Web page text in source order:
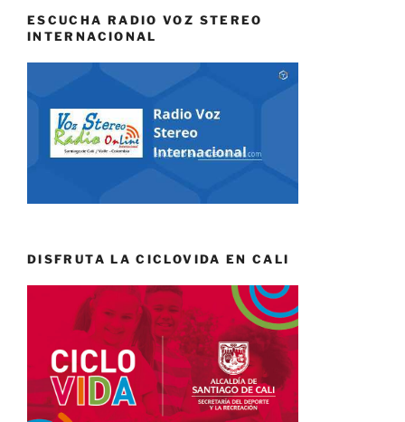
ESCUCHA RADIO VOZ STEREO
INTERNACIONAL
DISFRUTA LA CICLOVIDA EN CALI